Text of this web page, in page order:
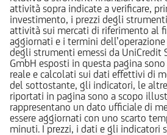
attività sopra indicate a verificare,
investimento, i prezzi degli
attività sui mercati di riferimento al
aggiornati e i termini
degli strumenti emessi da UniCredit
GmbH esposti in questa pagina
reale e calcolati sui dati effettivi di
del sottostante, gli indicatori, le
riportati in pagina sono a scopo
rappresentano un dato ufficiale di
essere aggiornati con uno scarto
minuti. I prezzi, i dati e gli indicatori